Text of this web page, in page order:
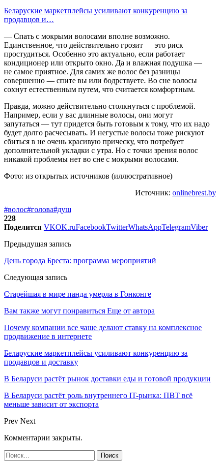
Беларуские маркетплейсы усиливают конкуренцию за
продавцов и…
— Спать с мокрыми волосами вполне возможно.
Единственное, что действительно грозит — это риск
простудиться. Особенно это актуально, если работает
кондиционер или открыто окно. Да и влажная подушка —
не самое приятное. Для самих же волос без разницы
совершенно — спите вы или бодрствуете. Во сне волосы
сохнут естественным путем, что считается комфортным.
Правда, можно действительно столкнуться с проблемой.
Например, если у вас длинные волосы, они могут
запутаться — тут придется быть готовым к тому, что их надо
будет долго расчесывать. И негустые волосы тоже рискуют
сбиться в не очень красивую прическу, что потребует
дополнительной укладки с утра. Но с точки зрения волос
никакой проблемы нет во сне с мокрыми волосами.
Фото: из открытых источников (иллюстративное)
Источник: onlinebrest.by
#волос#голова#душ
228
Поделится VKOK.ruFacebookTwitterWhatsAppTelegramViber
Предыдущая запись
День города Бреста: программа мероприятий
Следующая запись
Старейшая в мире панда умерла в Гонконге
Вам также могут понравиться Еще от автора
Почему компании все чаще делают ставку на комплексное
продвижение в интернете
Беларуские маркетплейсы усиливают конкуренцию за
продавцов и доставку
В Беларуси растёт рынок доставки еды и готовой продукции
В Беларуси растёт роль внутреннего IT-рынка: ПВТ всё
меньше зависит от экспорта
Prev Next
Комментарии закрыты.